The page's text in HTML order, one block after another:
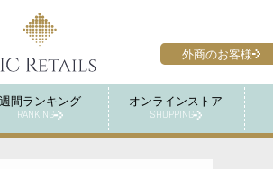
週間ランキング
RANKING
オンラインストア
SHOPPING
外商のお客様